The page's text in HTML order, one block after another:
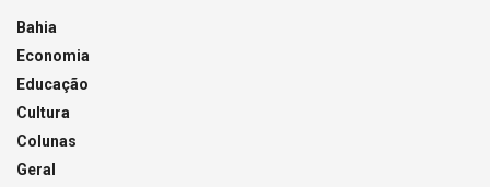
Bahia
Economia
Educação
Cultura
Colunas
Geral